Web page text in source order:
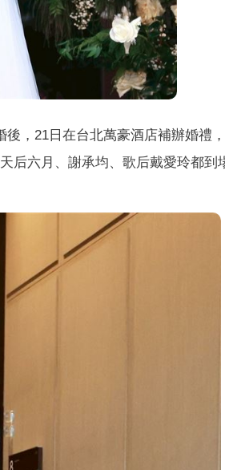
後，21日在台北萬豪酒店補辦婚禮
后六月、謝承均、歌后戴愛玲都到